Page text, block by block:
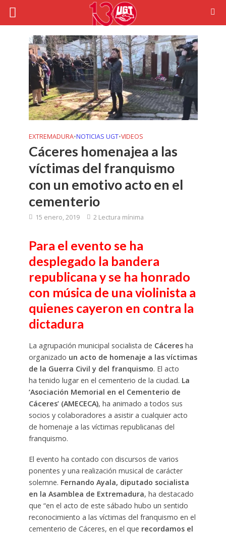
EXTREMADURA•NOTICIAS UGT•VIDEOS
Cáceres homenajea a las
víctimas del franquismo
con un emotivo acto en el
cementerio
15 enero, 2019 2 Lectura mínima
Para el evento se ha
desplegado la bandera
republicana y se ha honrado
con música de una violinista a
quienes cayeron en contra la
dictadura
La agrupación municipal socialista de Cáceresha
organizado un acto de homenaje a las víctimas
de la Guerra Civil y del franquismo. El acto
ha tenido lugar en el cementerio de la ciudad. La
‘Asociación Memorial en el Cementerio de
Cáceres’ (AMECECA), ha animado a todos sus
socios y colaboradores a asistir a cualquier acto
de homenaje a las víctimas republicanas del
franquismo.
El evento ha contado con discursos de varios
ponentes y una realización musical de carácter
solemne. Fernando Ayala, diputado socialista
en la Asamblea de Extremadura, ha destacado
que “en el acto de este sábado hubo un sentido
reconocimiento a las víctimas del franquismo en el
cementerio de Cáceres, en el que recordamos el